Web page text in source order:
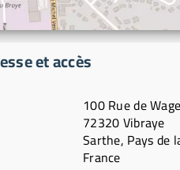
et accès
100 Rue de
72320 Vibraye
Sarthe, Pays de
France